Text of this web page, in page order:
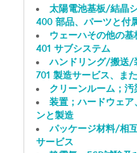
太陽電池基板/結晶
400 部品、パーツと付
ウェーハその他の基
401 サブシステム
ハンドリング/搬送/
701 製造サービス、ま
クリーンルーム；汚
装置；ハードウェ
ンと製造
パッケージ材料/相
サービス